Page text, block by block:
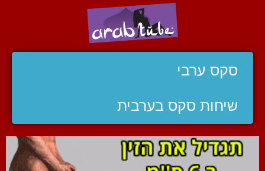
סקס ערבי
שיחות סקס בערבית